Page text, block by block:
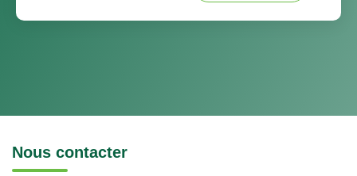
Nous contacter